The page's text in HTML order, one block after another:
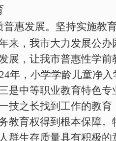
普惠发展。 坚持实施教
来，我市大力发展公
展，让我市普惠性学
年，小学学龄儿童净入
是中等职业教育特色
技之长找到工作的教
教育权得到根本保障
群生存质量具有积极的